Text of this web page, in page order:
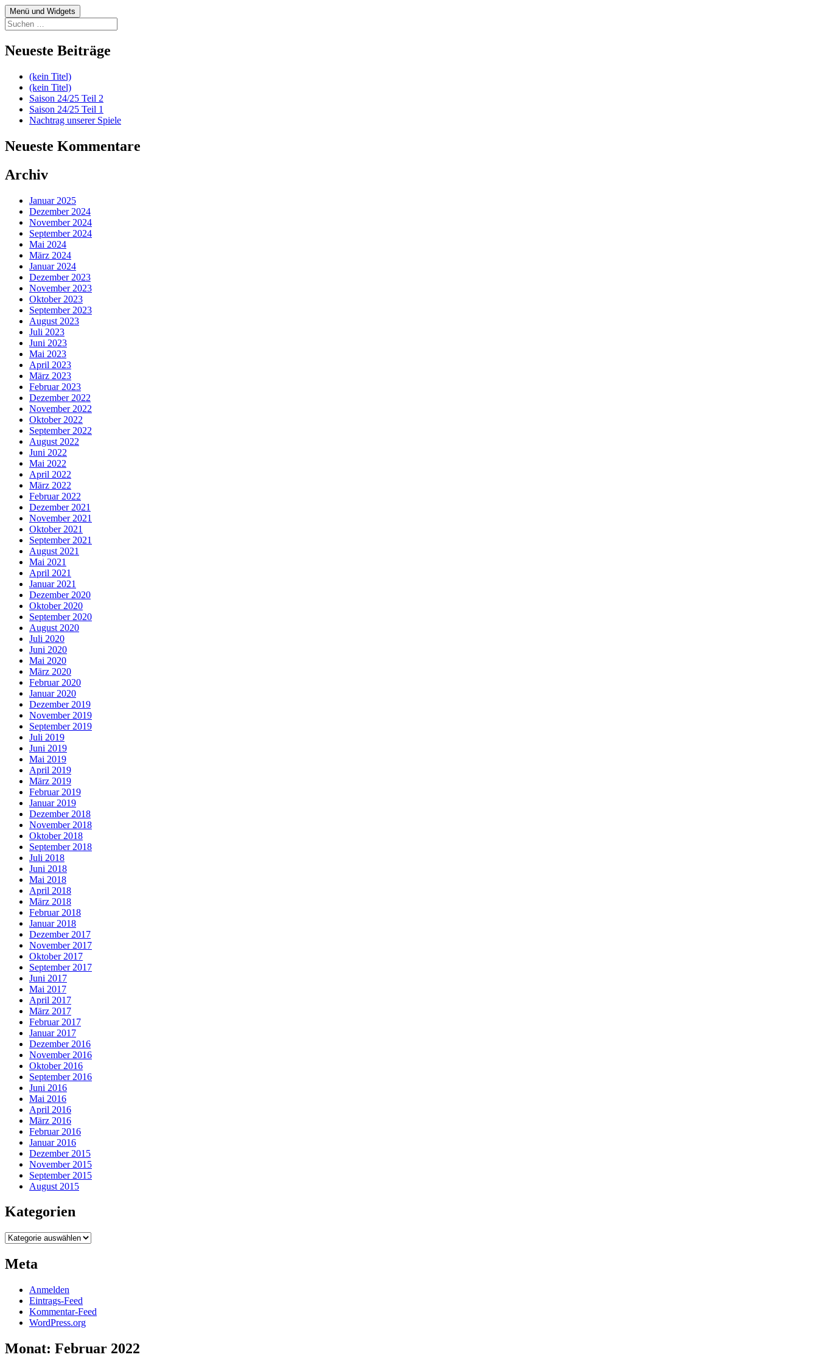
Zum
Inhalt
springen
fussball.nenitschka.de
News Blog der F-Jugend
Menü und Widgets
Suchen
nach:
Neueste Beiträge
(kein Titel)
(kein Titel)
Saison 24/25 Teil 2
Saison 24/25 Teil 1
Nachtrag unserer Spiele
Neueste Kommentare
Archiv
Januar 2025
Dezember 2024
November 2024
September 2024
Mai 2024
März 2024
Januar 2024
Dezember 2023
November 2023
Oktober 2023
September 2023
August 2023
Juli 2023
Juni 2023
Mai 2023
April 2023
März 2023
Februar 2023
Dezember 2022
November 2022
Oktober 2022
September 2022
August 2022
Juni 2022
Mai 2022
April 2022
März 2022
Februar 2022
Dezember 2021
November 2021
Oktober 2021
September 2021
August 2021
Mai 2021
April 2021
Januar 2021
Dezember 2020
Oktober 2020
September 2020
August 2020
Juli 2020
Juni 2020
Mai 2020
März 2020
Februar 2020
Januar 2020
Dezember 2019
November 2019
September 2019
Juli 2019
Juni 2019
Mai 2019
April 2019
März 2019
Februar 2019
Januar 2019
Dezember 2018
November 2018
Oktober 2018
September 2018
Juli 2018
Juni 2018
Mai 2018
April 2018
März 2018
Februar 2018
Januar 2018
Dezember 2017
November 2017
Oktober 2017
September 2017
Juni 2017
Mai 2017
April 2017
März 2017
Februar 2017
Januar 2017
Dezember 2016
November 2016
Oktober 2016
September 2016
Juni 2016
Mai 2016
April 2016
März 2016
Februar 2016
Januar 2016
Dezember 2015
November 2015
September 2015
August 2015
Kategorien
Kategorien
Meta
Anmelden
Eintrags-Feed
Kommentar-Feed
WordPress.org
Monat: Februar 2022